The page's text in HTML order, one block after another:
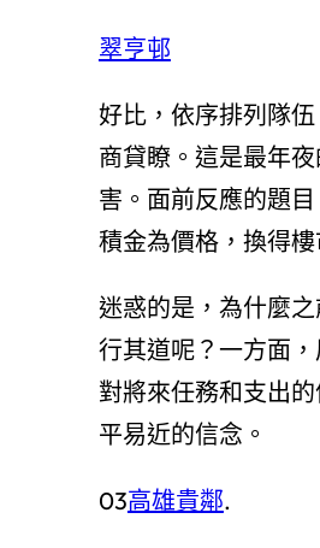
翠亨邨
好比，依序排列隊
商貸瞭。這是最年
害。面前反應的題
積金為價格，換得樓
迷惑的是，為什麼之
行其道呢？一方面
對將來任務和支出
平易近的信念。
03高雄貴鄰.